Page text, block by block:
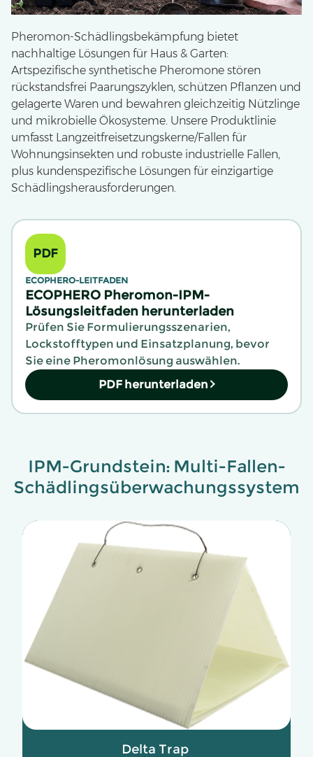
Pheromon-Schädlingsbekämpfung bietet
nachhaltige Lösungen für Haus & Garten:
Artspezifische synthetische Pheromone stören
rückstandsfrei Paarungszyklen, schützen Pflanzen und
gelagerte Waren und bewahren gleichzeitig Nützlinge
und mikrobielle Ökosysteme. Unsere Produktlinie
umfasst Langzeitfreisetzungskerne/Fallen für
Wohnungsinsekten und robuste industrielle Fallen,
plus kundenspezifische Lösungen für einzigartige
Schädlingsherausforderungen.
PDF
ECOPHERO-LEITFADEN
ECOPHERO Pheromon-IPM-
Lösungsleitfaden herunterladen
Prüfen Sie Formulierungsszenarien,
Lockstofftypen und Einsatzplanung, bevor
Sie eine Pheromonlösung auswählen.
PDF herunterladen
IPM-Grundstein: Multi-Fallen-
Schädlingsüberwachungssystem
Delta Trap